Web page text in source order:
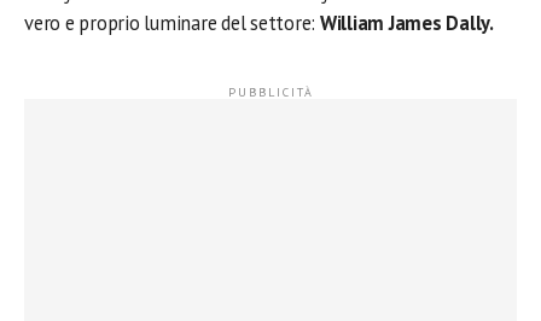
vero e proprio luminare del settore: William James Dally.